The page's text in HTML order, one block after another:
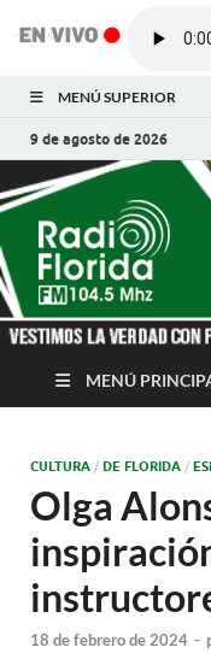
MENÚ SUPERIOR
9 de agosto de 2026
MENÚ
CULTURA / DE FLORIDA /
Olga
18 de febrero de 2024 -